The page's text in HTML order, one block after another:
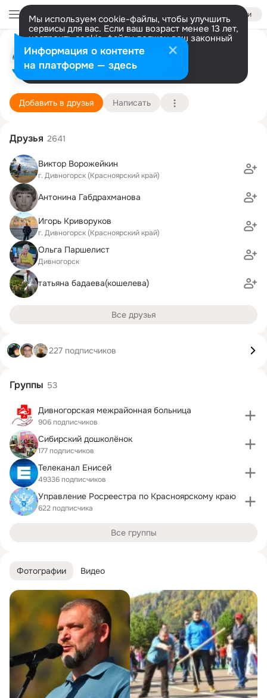
Войти
Мы используем cookie-файлы, чтобы улучшить
сервисы для вас. Если ваш возраст менее 13 лет,
настроить cookie-файлы должен ваш законный
представитель. Больше информации
Разрешить все Настроить
Дивногорск Официальный
г. Дивногорск (Красноярский край)
Администрация города Дивногорска
Подробнее
Добавить в друзья Написать
Фотографии Видео
Друзья 2641
Виктор Ворожейкин
г. Дивногорск (Красноярский край)
Антонина Габдрахманова
Игорь Криворуков
г. Дивногорск (Красноярский край)
Ольга Паршелист
Дивногорск
татьяна бадаева(кошелева)
Все друзья
227 подписчиков
Группы 53
Дивногорская межрайонная больница
906 подписчиков
Сибирский дошколёнок
177 подписчиков
Телеканал Енисей
49336 подписчиков
Управление Росреестра по Красноярскому краю
622 подписчика
Все группы
Информация о контенте
на платформе — здесь